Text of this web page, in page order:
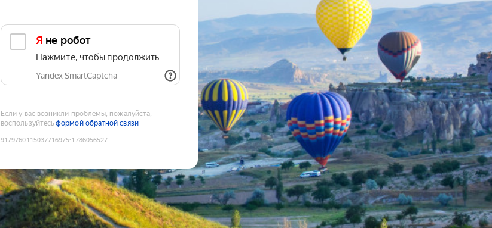
Я не робот
Нажмите, чтобы продолжить
Yandex SmartCaptcha
Если у вас возникли проблемы, пожалуйста,
воспользуйтесьформой обратной связи
9179760115037716975:1786056527